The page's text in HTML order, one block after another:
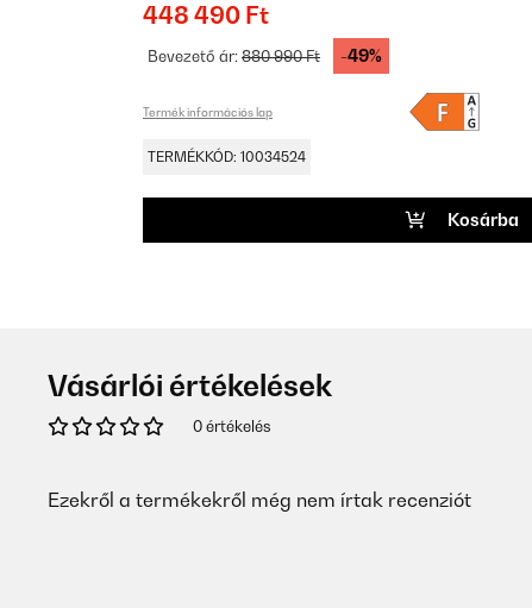
448 490 Ft
Bevezető ár:880 990 Ft -49%
Termék információs lap
TERMÉKKÓD: 10034524
Kosárba
Vásárlói értékelések
0 értékelés
Ezekről a termékekről még nem írtak recenziót